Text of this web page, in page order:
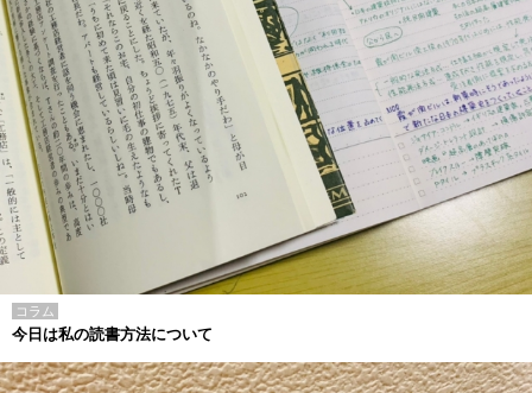
コラム
今日は私の読書方法について